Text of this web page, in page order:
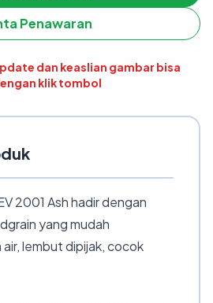
Penawaran
dan keaslian gambar bisa
klik tombol
2001 Ash hadir dengan
yang mudah
lembut dipijak, cocok